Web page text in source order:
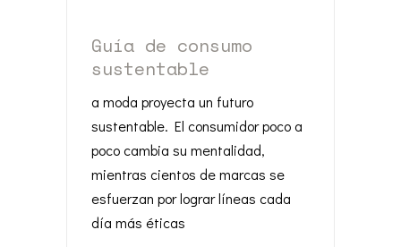
Guía de consumo
sustentable
a moda proyecta un futuro
sustentable. El consumidor poco a
poco cambia su mentalidad,
mientras cientos de marcas se
esfuerzan por lograr líneas cada
día más éticas